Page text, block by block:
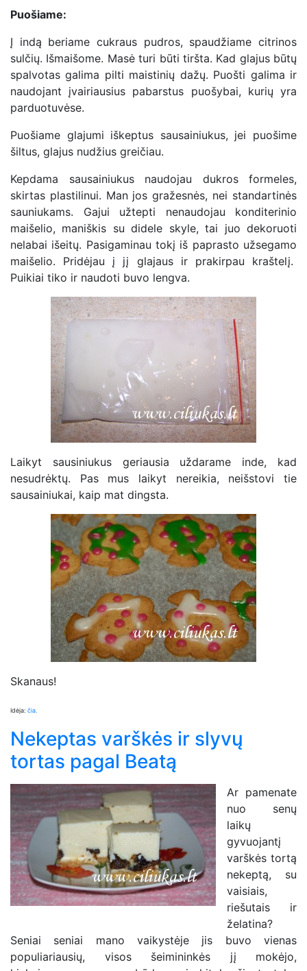
Puošiame:
Į indą beriame cukraus pudros, spaudžiame citrinos
sulčių. Išmaišome. Masė turi būti tiršta. Kad glajus būtų
spalvotas galima pilti maistinių dažų. Puošti galima ir
naudojant įvairiausius pabarstus puošybai, kurių yra
parduotuvėse.
Puošiame glajumi iškeptus sausainiukus, jei puošime
šiltus, glajus nudžius greičiau.
Kepdama sausainiukus naudojau dukros formeles,
skirtas plastilinui. Man jos gražesnės, nei standartinės
sauniukams. Gajui užtepti nenaudojau konditerinio
maišelio, maniškis su didele skyle, tai juo dekoruoti
nelabai išeitų. Pasigaminau tokį iš paprasto užsegamo
maišelio. Pridėjau į jį glajaus ir prakirpau kraštelį.
Puikiai tiko ir naudoti buvo lengva.
Laikyt sausiniukus geriausia uždarame inde, kad
nesudrėktų. Pas mus laikyt nereikia, neišstovi tie
sausainiukai, kaip mat dingsta.
Skanaus!
Idėja: čia.
Nekeptas varškės ir slyvų
tortas pagal Beatą
Ar pamenate
nuo senų
laikų
gyvuojantį
varškės tortą
nekeptą, su
vaisiais,
riešutais ir
želatina?
Seniai seniai mano vaikystėje jis buvo vienas
populiariausių, visos šeimininkės jį mokėjo,